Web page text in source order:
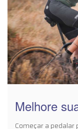
Melhore
Começar a